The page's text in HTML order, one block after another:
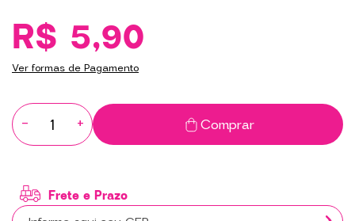
R$ 5,90
Ver formas de Pagamento
- + Comprar